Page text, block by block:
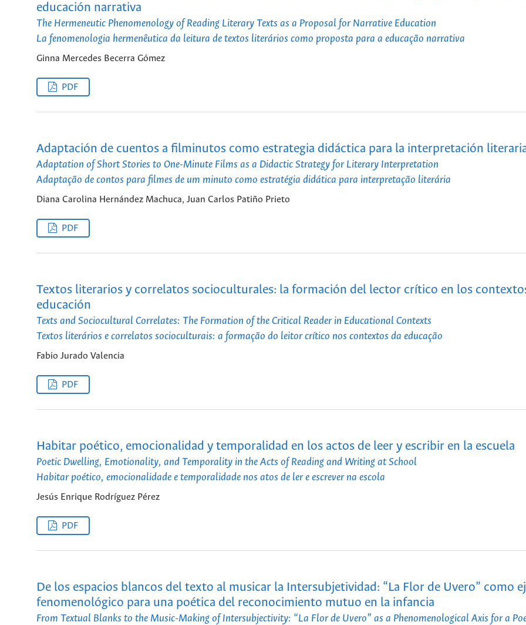
educación narrativa
The Hermeneutic Phenomenology of Reading Literary Texts as a Proposal for Narrative Education
La fenomenologia hermenêutica da leitura de textos literários como proposta para a educação narrativa
Ginna Mercedes Becerra Gómez
PDF
Adaptación de cuentos a filminutos como estrategia didáctica para la interpretación
Adaptation of Short Stories to One-Minute Films as a Didactic Strategy for Literary Interpretation
Adaptação de contos para filmes de um minuto como estratégia didática para interpretação literária
Diana Carolina Hernández Machuca, Juan Carlos Patiño Prieto
PDF
Textos literarios y correlatos socioculturales: la formación del lector crítico en los
educación
Texts and Sociocultural Correlates: The Formation of the Critical Reader in Educational Contexts
Textos literários e correlatos socioculturais: a formação do leitor crítico nos contextos da educação
Fabio Jurado Valencia
PDF
Habitar poético, emocionalidad y temporalidad en los actos de leer y escribir en la escuela
Poetic Dwelling, Emotionality, and Temporality in the Acts of Reading and Writing at School
Habitar poético, emocionalidade e temporalidade nos atos de ler e escrever na escola
Jesús Enrique Rodríguez Pérez
PDF
De los espacios blancos del texto al musicar la Intersubjetividad: “La Flor de Uvero” como
fenomenológico para una poética del reconocimiento mutuo en la infancia
From Textual Blanks to the Music-Making of Intersubjectivity: “La Flor de Uvero” as a Phenomenological Axis for a